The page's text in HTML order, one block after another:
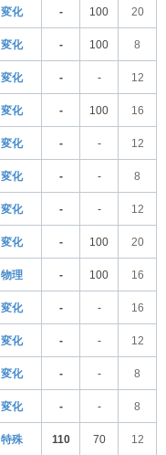
変化 - 100 20
変化 - 100 8
変化 - - 12
変化 - 100 16
変化 - - 12
変化 - - 8
変化 - - 12
変化 - 100 20
物理 - 100 16
変化 - - 16
変化 - - 12
変化 - - 8
変化 - - 8
特殊 110 70 12